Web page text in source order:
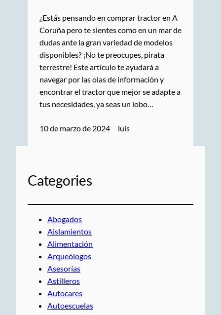
¿Estás pensando en comprar tractor en A
Coruña pero te sientes como en un mar de
dudas ante la gran variedad de modelos
disponibles? ¡No te preocupes, pirata
terrestre! Este artículo te ayudará a
navegar por las olas de información y
encontrar el tractor que mejor se adapte a
tus necesidades, ya seas un lobo…
10 de marzo de 2024 luis
Categories
Abogados
Aislamientos
Alimentación
Arqueólogos
Asesorías
Astilleros
Autocares
Autoescuelas